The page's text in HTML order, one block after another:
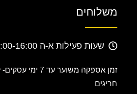
משלוחים
שעות פעילות א-ה 10:00-16:00
זמן אספקה משוער עד 7 ימי עסקים-
חריגים